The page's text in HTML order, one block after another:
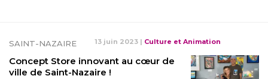
SAINT-NAZAIRE 13 juin 2023 | Culture et Animation
Concept Store innovant au cœur de
ville de Saint-Nazaire !